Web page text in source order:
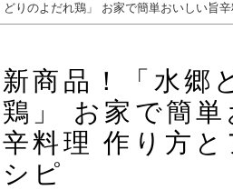
どりのよだれ鶏」 お家で簡単おいしい旨
新商品！「水郷
鶏」 お家で簡単
辛料理 作り方と
シピ